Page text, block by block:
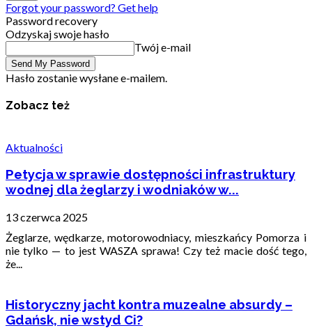
Forgot your password? Get help
Password recovery
Odzyskaj swoje hasło
Twój e-mail
Hasło zostanie wysłane e-mailem.
Zobacz też
Aktualności
Petycja w sprawie dostępności infrastruktury
wodnej dla żeglarzy i wodniaków w...
13 czerwca 2025
Żeglarze, wędkarze, motorowodniacy, mieszkańcy Pomorza i
nie tylko — to jest WASZA sprawa! Czy też macie dość tego,
że...
Historyczny jacht kontra muzealne absurdy –
Gdańsk, nie wstyd Ci?